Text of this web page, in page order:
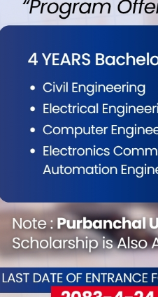
पूर्वाञ्चलकै पहिलो र ठूलो
मोरङ आदर्श बहुमुखि
गएको छ । क्याम्पसमा भएको
क्याम्पसको सु�. . .
चाडपर्व पछी
Nov 2, 2014
बिराटनगरमा चाड पर्व पछी
अभियान बिराटनगरले
थियो ।. . .
नयां स्वारज ७ सय
Nov 1, 2014